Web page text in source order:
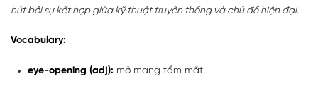
hút bởi sự kết hợp giữa kỹ thuật truyền thống và chủ đề hiện đại.
Vocabulary:
eye-opening (adj): mở mang tầm mắt